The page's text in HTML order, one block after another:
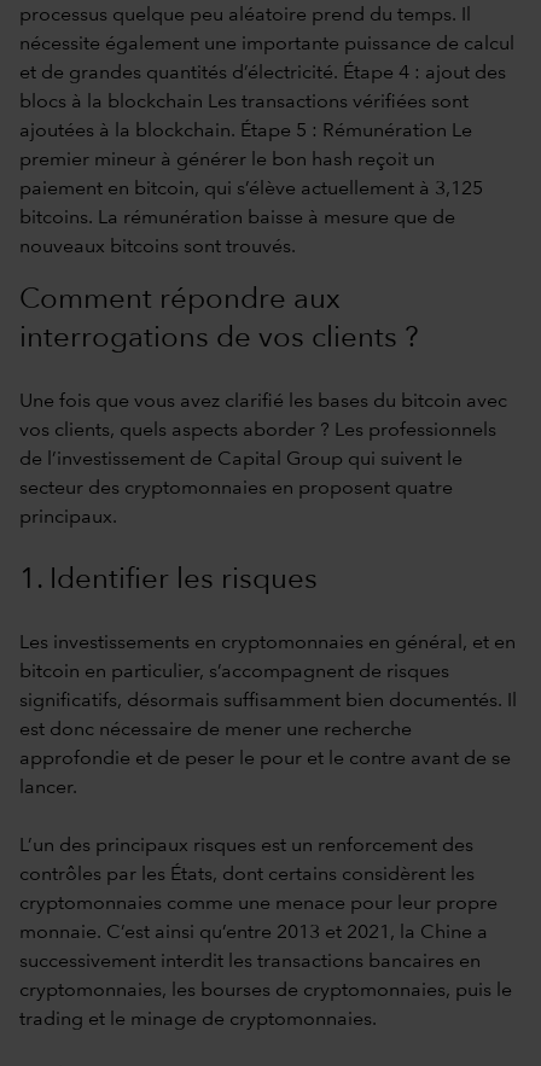
Comment répondre aux
interrogations de vos clients ?
Une fois que vous avez clarifié les bases du bitcoin avec
vos clients, quels aspects aborder ? Les professionnels
de l’investissement de Capital Group qui suivent le
secteur des cryptomonnaies en proposent quatre
principaux.
1. Identifier les risques
Les investissements en cryptomonnaies en général, et en
bitcoin en particulier, s’accompagnent de risques
significatifs, désormais suffisamment bien documentés. Il
est donc nécessaire de mener une recherche
approfondie et de peser le pour et le contre avant de se
lancer.
L’un des principaux risques est un renforcement des
contrôles par les États, dont certains considèrent les
cryptomonnaies comme une menace pour leur propre
monnaie. C’est ainsi qu’entre 2013 et 2021, la Chine a
successivement interdit les transactions bancaires en
cryptomonnaies, les bourses de cryptomonnaies, puis le
trading et le minage de cryptomonnaies.